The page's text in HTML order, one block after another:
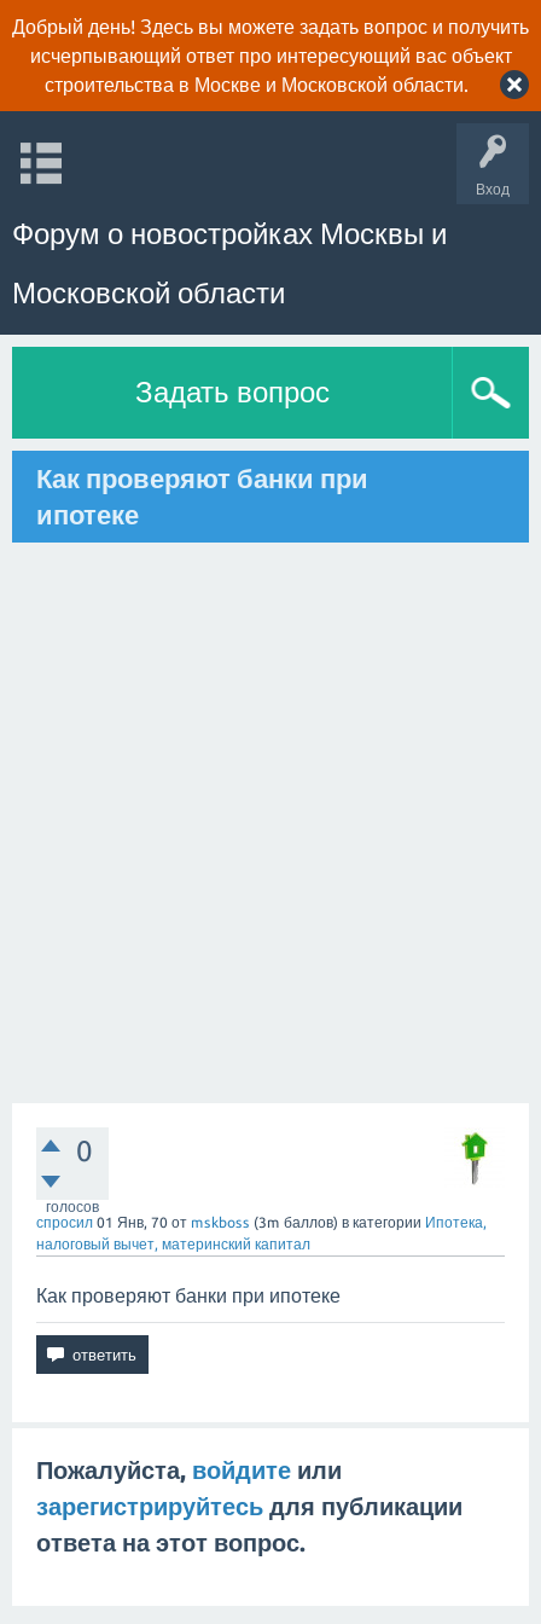
Добрый день! Здесь вы можете задать вопрос и получить
исчерпывающий ответ про интересующий вас объект
строительства в Москве и Московской области.
Вход
Форум о новостройках Москвы и
Московской области
Задать вопрос
Как проверяют банки при
ипотеке
0
голосов
спросил 01 Янв, 70 от mskboss (3m баллов) в категории Ипотека,
налоговый вычет, материнский капитал
Как проверяют банки при ипотеке
Пожалуйста, войдите или
зарегистрируйтесь для публикации
ответа на этот вопрос.